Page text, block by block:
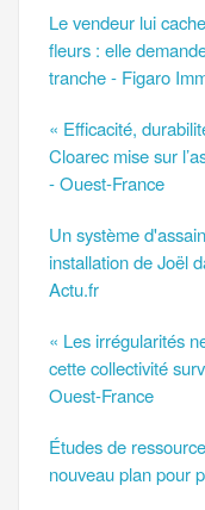
Le vendeur lui
fleurs : elle
tranche - Figaro
« Efficacité,
Cloarec mise sur
- Ouest-France
Un système
installation de Joël
Actu.fr
« Les irrégularités
cette collectivité
Ouest-France
Études de
nouveau plan pour